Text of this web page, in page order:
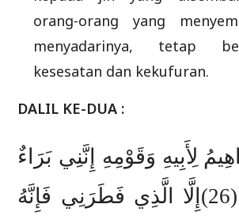
orang-orang yang
menyadarinya, tetap
kesesatan dan kekufuran.
DALIL KE-DUA :
لِأَبِيهِ وَقَوْمِهِ إِنَّنِي بَرَاءٌ
مِمَّا تَعْبُدُونَ(26)إِلَّا الَّذِي فَطَرَنِي فَإِنَّهُ